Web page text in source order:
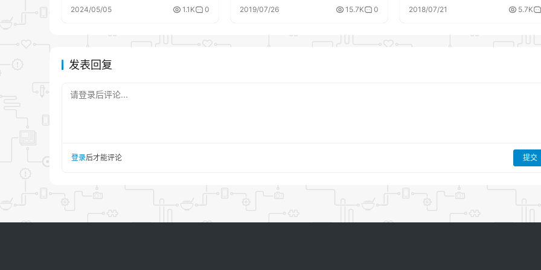
argument ‘add_etags’
2024/05/05 1.1K 0 2019/07/26 15.7K 0 2018/07/21 5.7K
发表回复
请登录后评论...
登录后才能评论 提交